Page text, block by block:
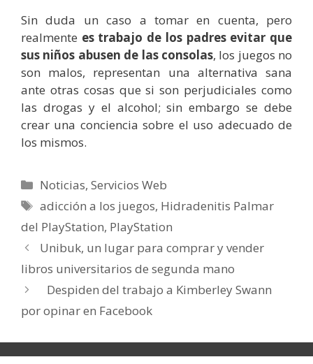
Sin duda un caso a tomar en cuenta, pero
realmente es trabajo de los padres evitar que
sus niños abusen de las consolas, los juegos no
son malos, representan una alternativa sana
ante otras cosas que si son perjudiciales como
las drogas y el alcohol; sin embargo se debe
crear una conciencia sobre el uso adecuado de
los mismos.
Categorías
Noticias,Servicios Web
Etiquetas
adicción a los juegos, Hidradenitis Palmar
del PlayStation, PlayStation
Unibuk, un lugar para comprar y vender
libros universitarios de segunda mano
Despiden del trabajo a Kimberley Swann
por opinar en Facebook